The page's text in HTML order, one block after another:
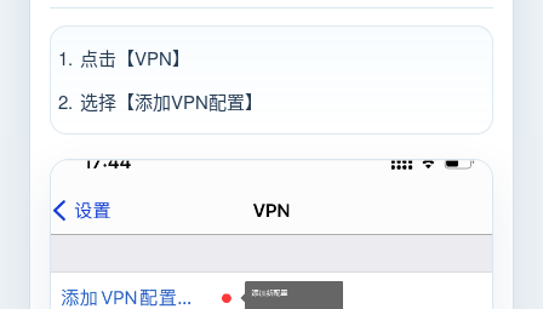
点击【VPN】
选择【添加VPN配置】